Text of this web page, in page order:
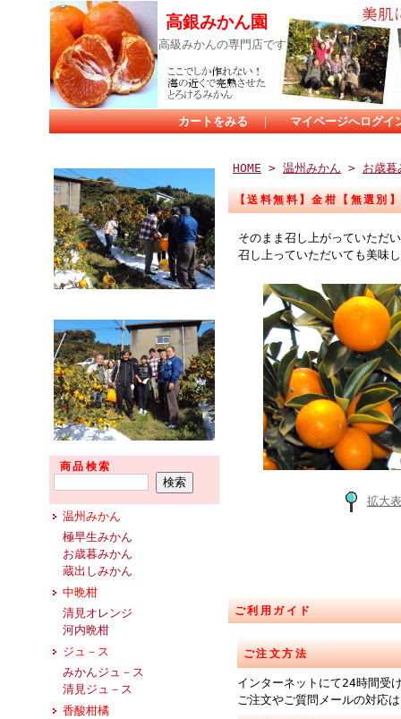
高銀みかん園
高級みかんの専門店です。
カートをみる ｜ マイページへログイ
商品検索
温州みかん
極早生みかん
お歳暮みかん
蔵出しみかん
中晩柑
清見オレンジ
河内晩柑
ジュ－ス
みかんジュ－ス
清見ジュ－ス
香酸柑橘
HOME > 温州みかん > お歳暮
【送料無料】金柑【無選
そのまま召し上がっていただ
召し上っていただいても美味
拡大
ご利用ガイド
ご注文方法
インターネットにて24時間受
ご注文やご質問メールの対応